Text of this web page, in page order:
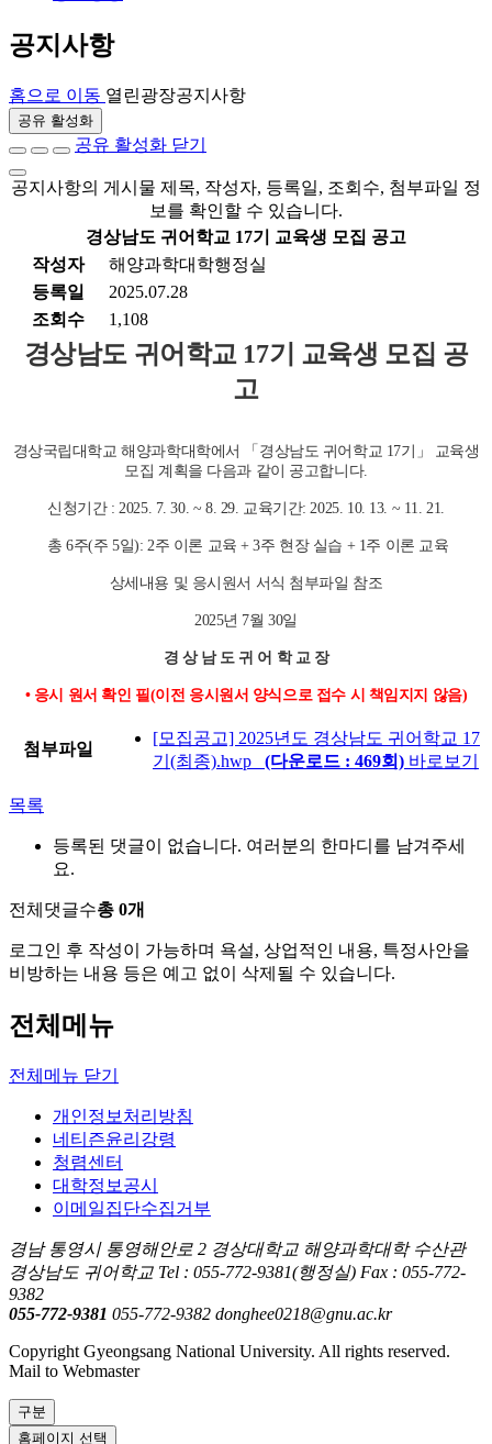
공지사항
홈으로 이동 열린광장공지사항
공유 활성화
공유 활성화 닫기
공지사항의 게시물 제목, 작성자, 등록일, 조회수, 첨부파일 정
보를 확인할 수 있습니다.
경상남도 귀어학교 17기 교육생 모집 공고
작성자
해양과학대학행정실
등록일
2025.07.28
조회수
1,108
경상남도 귀어학교 17기 교육생 모집 공
고
경상국립대학교 해양과학대학에서 「경상남도 귀어학교 17기」 교육생
모집 계획을 다음과 같이 공고합니다.
신청기간 : 2025. 7. 30. ~ 8. 29. 교육기간: 2025. 10. 13. ~ 11. 21.
총 6주(주 5일): 2주 이론 교육 + 3주 현장 실습 + 1주 이론 교육
상세내용 및 응시원서 서식 첨부파일 참조
2025년 7월 30일
경 상 남 도 귀 어 학 교 장
• 응시 원서 확인 필(이전 응시원서 양식으로 접수 시 책임지지 않음)
첨부파일
[모집공고] 2025년도 경상남도 귀어학교 17
기(최종).hwp
(다운로드 : 469회) 바로보기
목록
등록된 댓글이 없습니다. 여러분의 한마디를 남겨주세
요.
전체댓글수총 0개
로그인 후 작성이 가능하며 욕설, 상업적인 내용, 특정사안을
비방하는 내용 등은 예고 없이 삭제될 수 있습니다.
전체메뉴
전체메뉴 닫기
개인정보처리방침
네티즌윤리강령
청렴센터
대학정보공시
이메일집단수집거부
경남 통영시 통영해안로 2 경상대학교 해양과학대학 수산관
경상남도 귀어학교 Tel : 055-772-9381(행정실) Fax : 055-772-
9382
055-772-9381 055-772-9382 donghee0218@gnu.ac.kr
Copyright Gyeongsang National University. All rights reserved.
Mail to Webmaster
구분
홈페이지 선택